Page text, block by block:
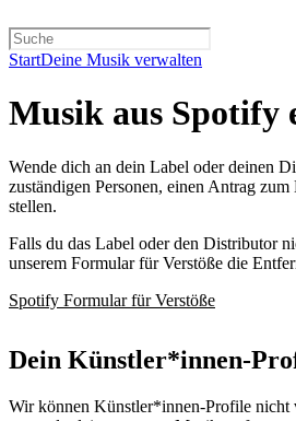
StartDeine Musik verwalten
Musik aus Spotify
Wende dich an dein Label oder deinen
zuständigen Personen, einen Antrag
stellen.
Falls du das Label oder den Distributor
unserem Formular für Verstöße die
Spotify Formular für Verstöße
Dein Künstler*innen-
Wir können Künstler*innen-Profile nicht